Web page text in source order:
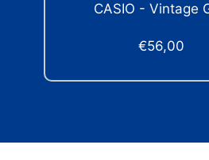
RALPH LAUREN - Big
€24,00